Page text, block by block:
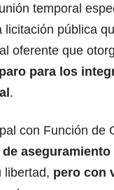
temporal
licitación pública
oferente que
para los
.
con Función de
de aseguramiento
libertad, pero con